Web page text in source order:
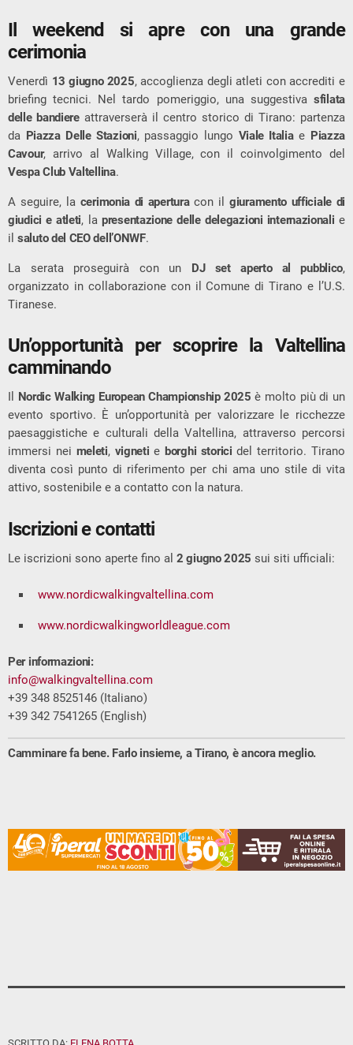
Il weekend si apre con una grande
cerimonia
Venerdì 13 giugno 2025, accoglienza degli atleti con accrediti e
briefing tecnici. Nel tardo pomeriggio, una suggestivasfilata
delle bandiereattraverserà il centro storico di Tirano: partenza
da Piazza Delle Stazioni, passaggio lungo Viale Italiae Piazza
Cavour, arrivo al Walking Village, con il coinvolgimento del
Vespa Club Valtellina.
A seguire, la cerimonia di aperturacon ilgiuramento ufficiale di
giudici e atleti, lapresentazione delle delegazioni internazionali e
il saluto del CEO dell’ONWF.
La serata proseguirà con un DJ set aperto al pubblico,
organizzato in collaborazione con il Comune di Tirano e l’U.S.
Tiranese.
Un’opportunità per scoprire la Valtellina
camminando
Nordic Walking European Championship 2025 è molto più di un
evento sportivo. È un’opportunità per valorizzare le ricchezze
paesaggistiche e culturali della Valtellina, attraverso percorsi
immersi nei meleti, vigneti e borghi storici del territorio. Tirano
diventa così punto di riferimento per chi ama uno stile di vita
attivo, sostenibile e a contatto con la natura.
Iscrizioni e contatti
Le iscrizioni sono aperte fino al 2 giugno 2025 sui siti ufficiali:
www.nordicwalkingvaltellina.com
www.nordicwalkingworldleague.com
Per informazioni:
info@walkingvaltellina.com
+39 348 8525146 (Italiano)
+39 342 7541265 (English)
Camminare fa bene. Farlo insieme, a Tirano, è ancora meglio.